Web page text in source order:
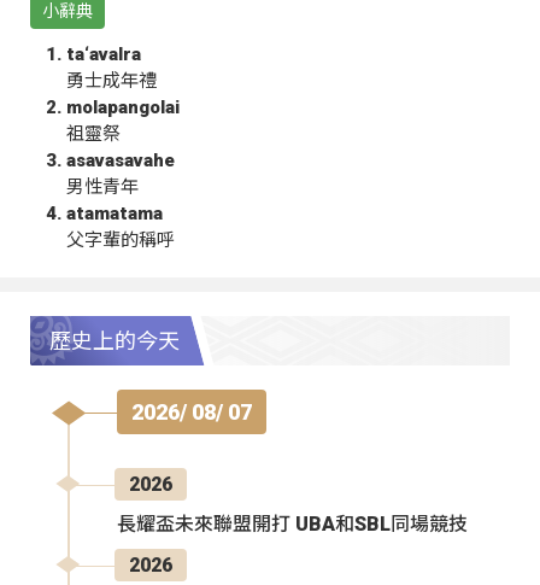
小辭典
ta‘avalra
勇士成年禮
molapangolai
祖靈祭
asavasavahe
男性青年
atamatama
父字輩的稱呼
歷史上的今天
2026/ 08/ 07
2026
長耀盃未來聯盟開打 UBA和SBL同場競技
2026